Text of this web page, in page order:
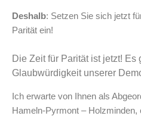
Deshalb: Setzen Sie sich jetzt
Parität ein!
Die Zeit für Parität ist jetzt! Es
Glaubwürdigkeit unserer
Ich erwarte von Ihnen als
Hameln-Pyrmont –